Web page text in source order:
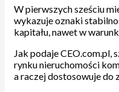
W pierwszych sześciu
wykazuje oznaki
kapitału, nawet w
Jak podaje CEO.com.pl,
rynku nieruchomości
a raczej dostosowuje do